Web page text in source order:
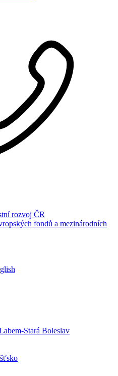
rozvoj ČR
fondů a mezinárodních
Stará Boleslav